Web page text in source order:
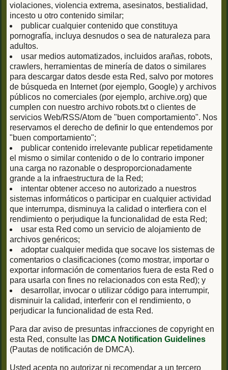
violaciones, violencia extrema, asesinatos, bestialidad,
incesto u otro contenido similar;
publicar cualquier contenido que constituya
pornografía, incluya desnudos o sea de naturaleza para
adultos.
usar medios automatizados, incluidos arañas, robots,
crawlers, herramientas de minería de datos o similares
para descargar datos desde esta Red, salvo por motores
de búsqueda en Internet (por ejemplo, Google) y archivos
públicos no comerciales (por ejemplo, archive.org) que
cumplen con nuestro archivo robots.txt o clientes de
servicios Web/RSS/Atom de "buen comportamiento". Nos
reservamos el derecho de definir lo que entendemos por
"buen comportamiento";
publicar contenido irrelevante publicar repetidamente
el mismo o similar contenido o de lo contrario imponer
una carga no razonable o desproporcionadamente
grande a la infraestructura de la Red;
intentar obtener acceso no autorizado a nuestros
sistemas informáticos o participar en cualquier actividad
que interrumpa, disminuya la calidad o interfiera con el
rendimiento o perjudique la funcionalidad de esta Red;
usar esta Red como un servicio de alojamiento de
archivos genéricos;
adoptar cualquier medida que socave los sistemas de
comentarios o clasificaciones (como mostrar, importar o
exportar información de comentarios fuera de esta Red o
para usarla con fines no relacionados con esta Red); y
desarrollar, invocar o utilizar código para interrumpir,
disminuir la calidad, interferir con el rendimiento, o
perjudicar la funcionalidad de esta Red.
Para dar aviso de presuntas infracciones de copyright en
esta Red, consulte las DMCA Notification Guidelines
(Pautas de notificación de DMCA).
Usted acepta no autorizar ni recomendar a un tercero